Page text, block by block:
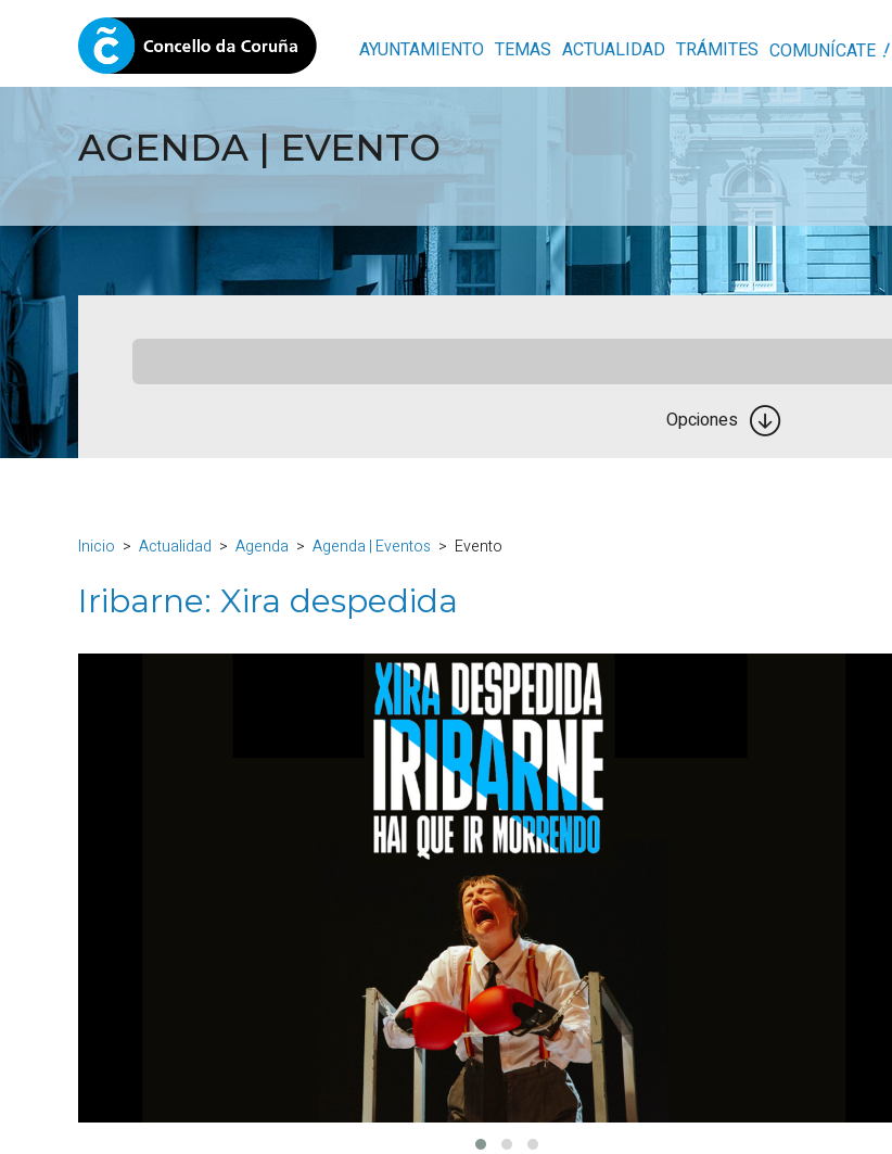
AYUNTAMIENTO TEMAS ACTUALIDAD TRÁMITES COMUNÍCATE
AGENDA | EVENTO
Opciones
Inicio Actualidad Agenda Agenda | Eventos Evento
Iribarne: Xira despedida